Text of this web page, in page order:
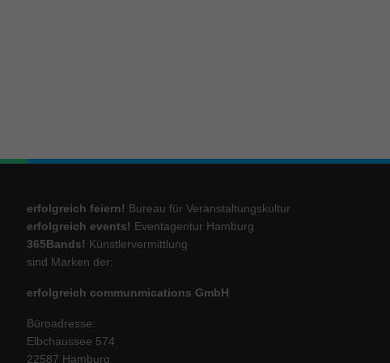
erfolgreich feiern! Bureau für Veranstaltungskultur
erfolgreich events! Eventagentur Hamburg
365Bands! Künstlervermittlung
sind Marken der:
erfolgreich communmications GmbH
Büroadresse:
Elbchaussee 574
22587 Hamburg
blockiert.
Inhalte
Impressum